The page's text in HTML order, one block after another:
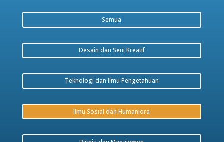
Semua
Desain dan Seni Kreatif
Teknologi dan Ilmu Pengetahuan
Ilmu Sosial dan Humaniora